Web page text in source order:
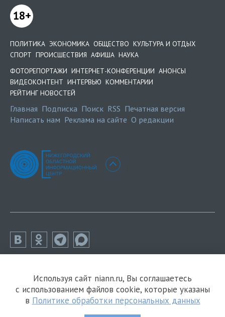
18+
ПОЛИТИКА ЭКОНОМИКА ОБЩЕСТВО КУЛЬТУРА И ОТДЫХ
СПОРТ ПРОИСШЕСТВИЯ АФИША НАУКА
ФОТОРЕПОРТАЖИ ИНТЕРНЕТ-КОНФЕРЕНЦИИ АНОНСЫ
ВИДЕОКОНТЕНТ ИНТЕРВЬЮ КОММЕНТАРИИ
РЕЙТИНГ НОВОСТЕЙ
Главная Подписка Поиск RSS Печатная версия
Написать нам Реклама на сайте О редакции
Используя сайт niann.ru, Вы соглашаетесь
с использованием файлов cookie, которые указаны
в Политике обработки персональных данных